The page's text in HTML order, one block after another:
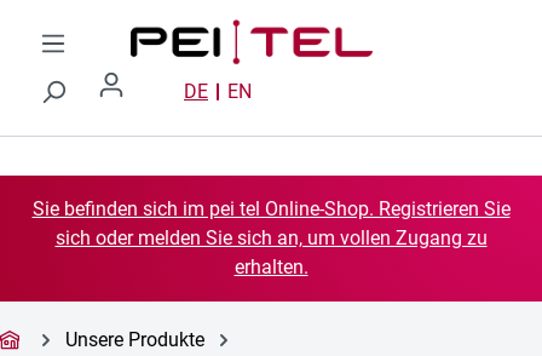
Zum Hauptinhalt springen
DE EN
Sie befinden sich im pei tel Online-Shop. Registrieren Sie
sich oder melden Sie sich an, um vollen Zugang zu
erhalten.
Unsere Produkte